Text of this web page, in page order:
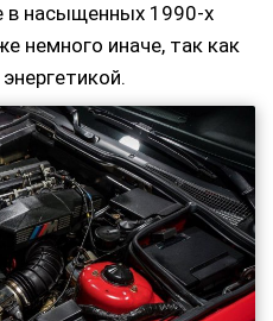
в насыщенных 1990-х
немного иначе, так как